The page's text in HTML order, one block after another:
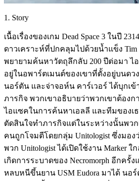
1. Story
เนื้อเรื่องของเกม Dead Space 3 ในปี
ดาวเคราะห์ที่ปกคลุมไปด้วยน้ำแข็ง Tim
พยายามค้นหาวัตถุลึกลับ 200 ปีต่อมา ไ
อยู่ในอพาร์ตเมนต์ของเขาที่ตั้งอยู่บนดว
นอร์ตัน และจ่าจอห์น คาร์เวอร์ ได้บุกเ
ภารกิจ พวกเขาอธิบายว่าพวกเขาต้องก
ไอแซคในการค้นหาเอลลี และทีมของเ
ตัดสินใจทำภารกิจแต่ในระหว่างนั้นพว
คนถูกโจมตีโดยกลุ่ม Unitologist ซึ่งมอ
พวก Unitologist ได้เปิดใช้งาน Marker
เกิดการระบาดของ Necromorph อีกครั้
หลบหนีขึ้นยาน USM Eudora มาได้ นอ